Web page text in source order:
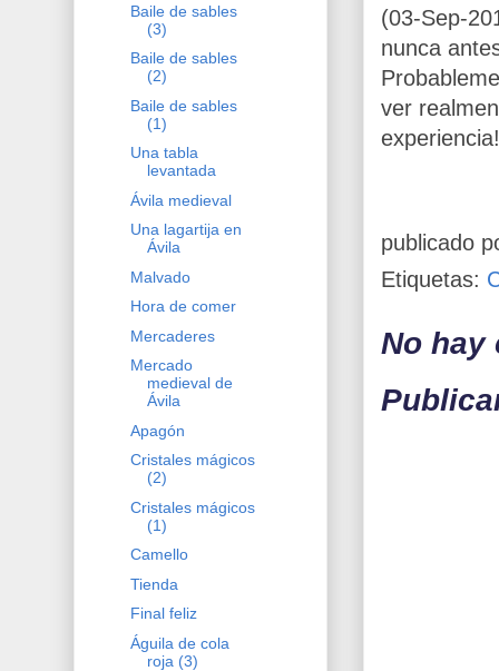
(03-Sep-
nunca
ver
experiencia!
publicado
Etiquetas:
No hay
Baile de sables
(3)
Baile de sables
(2)
Baile de sables
(1)
Una tabla
levantada
Ávila medieval
Una lagartija en
Ávila
Malvado
Hora de comer
Mercaderes
Mercado
medieval de
Ávila
Apagón
Cristales mágicos
(2)
Cristales mágicos
(1)
Camello
Tienda
Final feliz
Águila de cola
roja (3)